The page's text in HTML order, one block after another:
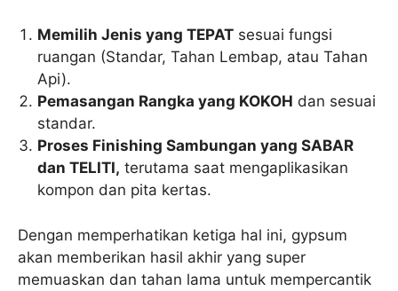
Memilih Jenis yang TEPAT sesuai fungsi
ruangan (Standar, Tahan Lembap, atau Tahan
Api).
Pemasangan Rangka yang KOKOH dan sesuai
standar.
Proses Finishing Sambungan yang SABAR
dan TELITI, terutama saat mengaplikasikan
kompon dan pita kertas.
Dengan memperhatikan ketiga hal ini, gypsum
akan memberikan hasil akhir yang super
memuaskan dan tahan lama untuk mempercantik